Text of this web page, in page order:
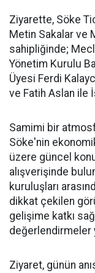
Ziyarette, Söke
Metin Sakalar ve
sahipliğinde;
Yönetim Kurulu
Üyesi Ferdi
ve Fatih Aslan ile
Samimi bir
Söke'nin
üzere güncel
alışverişinde
kuruluşları
dikkat çekilen
gelişime katkı
değerlendirmeler
Ziyaret, günün